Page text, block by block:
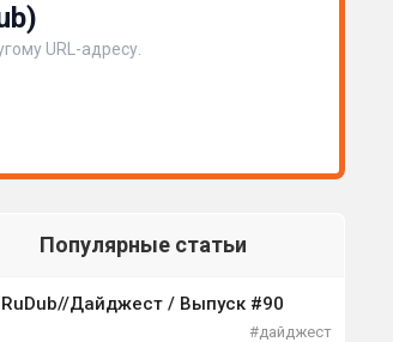
URL-адресу.
Популярные статьи
RuDub//Дайджест / Выпуск #90
#дайджест